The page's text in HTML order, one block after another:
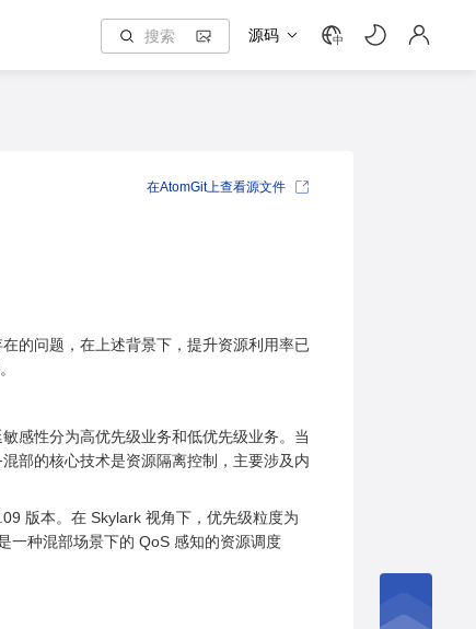
源码 中
的问题，在上述背景下，提升资源利用率已
感性分为高优先级业务和低优先级业务。当
部的核心技术是资源隔离控制，主要涉及内
版本。在 Skylark 视角下，优先级粒度为
一种混部场景下的 QoS 感知的资源调度
在AtomGit上查看源文件